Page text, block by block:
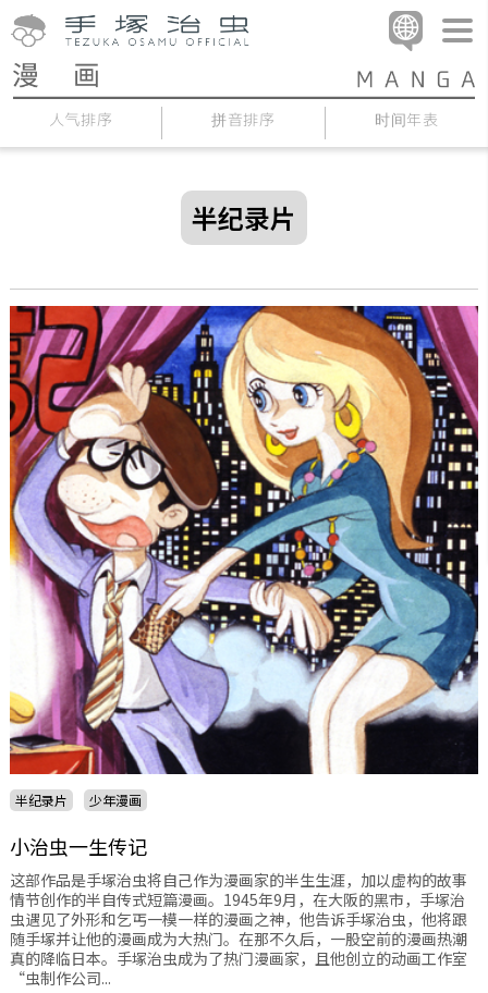
人气排序 拼音排序 时间年表
半纪录片
半纪录片 少年漫画
小治虫一生传记
这部作品是手塚治虫将自己作为漫画家的半生生涯，加以虚构的故事
情节创作的半自传式短篇漫画。1945年9月，在大阪的黑市，手塚治
虫遇见了外形和乞丐一模一样的漫画之神，他告诉手塚治虫，他将跟
随手塚并让他的漫画成为大热门。在那不久后，一股空前的漫画热潮
真的降临日本。手塚治虫成为了热门漫画家，且他创立的动画工作室
“虫制作公司...